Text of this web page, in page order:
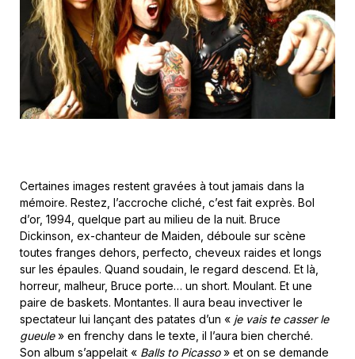
Certaines images restent gravées à tout jamais dans la
mémoire. Restez, l’accroche cliché, c’est fait exprès. Bol
d’or, 1994, quelque part au milieu de la nuit. Bruce
Dickinson, ex-chanteur de Maiden, déboule sur scène
toutes franges dehors, perfecto, cheveux raides et longs
sur les épaules. Quand soudain, le regard descend. Et là,
horreur, malheur, Bruce porte… un short. Moulant. Et une
paire de baskets. Montantes. Il aura beau invectiver le
spectateur lui lançant des patates d’un « je vais te casser le
gueule» en frenchy dans le texte, il l’aura bien cherché.
Son album s’appelait « Balls to Picasso» et on se demande